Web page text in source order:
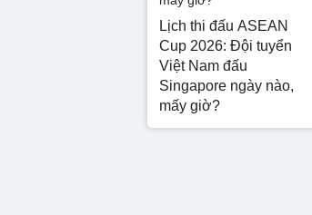
Lịch thi đấu ASEAN
Cup 2026: Đội tuyển
Việt Nam đấu
Singapore ngày nào,
mấy giờ?